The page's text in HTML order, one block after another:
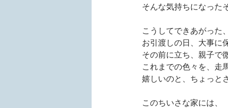
そんな気持ちになった
こうしてできあがった
お引渡しの日、大事に
その前に立ち、親子で
これまでの色々を、走
嬉しいのと、ちょっと
このちいさな家には、